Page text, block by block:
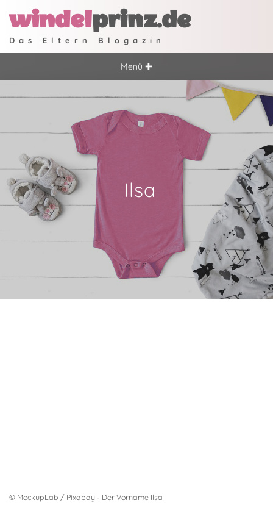
windelprinz.de
Das Eltern Blogazin
Menü ✚
Ilsa
© MockupLab / Pixabay - Der Vorname Ilsa